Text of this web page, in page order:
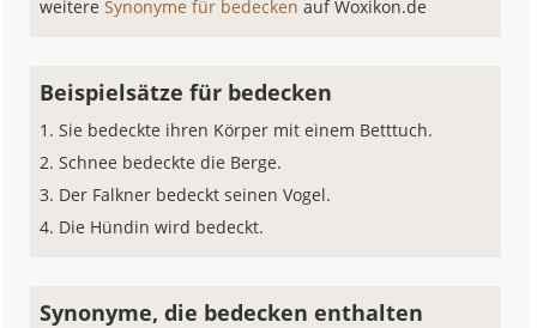
weitereSynonyme für bedeckenauf Woxikon.de
Beispielsätze für bedecken
Sie bedeckte ihren Körper mit einem Betttuch.
Schnee bedeckte die Berge.
Der Falkner bedeckt seinen Vogel.
Die Hündin wird bedeckt.
Synonyme, die bedecken enthalten